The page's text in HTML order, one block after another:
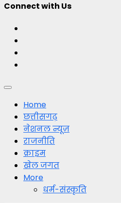
Connect with Us
Primary
MenuHome
छत्तीसगढ़
नेशनल न्यूज़
राजनीति
क्राइम
खेल जगत
More
धर्म-संस्कृति